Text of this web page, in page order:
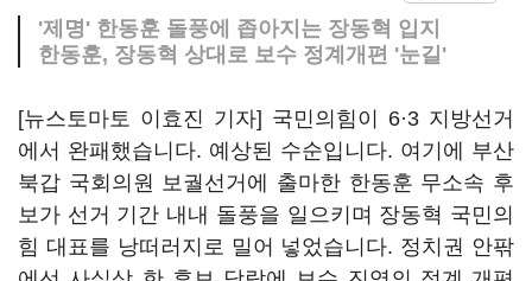
'제명' 한동훈 돌풍에 좁아지는 장동혁 입지
한동훈, 장동혁 상대로 보수 정계개편 '눈길'
[뉴스토마토 이효진 기자] 국민의힘이 6·3 지방선거
에서 완패했습니다. 예상된 수순입니다. 여기에 부산
북갑 국회의원 보궐선거에 출마한 한동훈 무소속 후
보가 선거 기간 내내 돌풍을 일으키며 장동혁 국민의
힘 대표를 낭떠러지로 밀어 넣었습니다. 정치권 안팎